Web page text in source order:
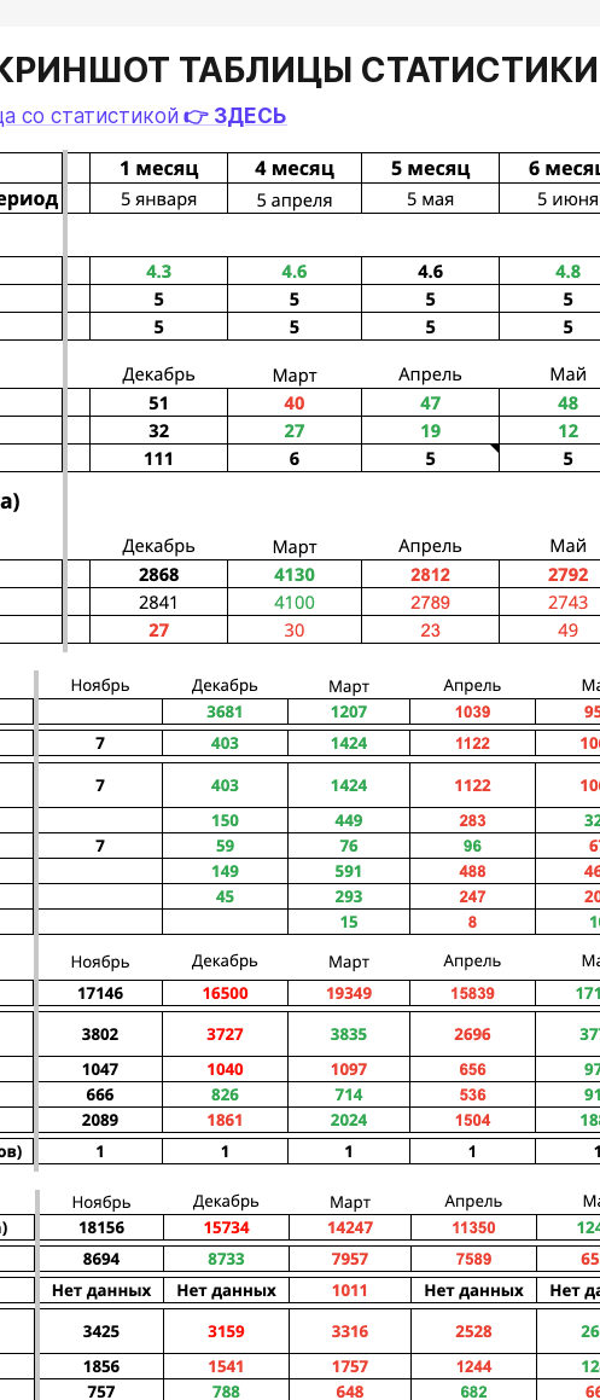
ТАБЛИЦЫ СТАТИСТИКИ
со статистикой 👉 ЗДЕСЬ